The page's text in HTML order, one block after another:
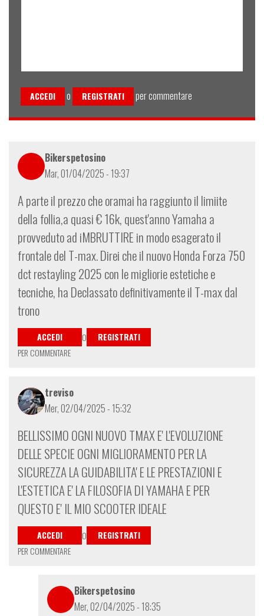
ACCEDI o REGISTRATI per commentare
Bikerspetosino
Mar, 01/04/2025 - 19:37
A parte il prezzo che oramai ha raggiunto il limiite
della follia,a quasi € 16k, quest'anno Yamaha a
provveduto ad iMBRUTTIRE in modo esagerato il
frontale del T-max. Direi che il nuovo Honda Forza 750
dct restayling 2025 con le migliorie estetiche e
tecniche, ha Declassato definitivamente il T-max dal
trono
ACCEDI O
REGISTRATI
PER COMMENTARE
treviso
Mer, 02/04/2025 - 15:32
BELLISSIMO OGNI NUOVO TMAX E' L'EVOLUZIONE
DELLE SPECIE OGNI MIGLIORAMENTO PER LA
SICUREZZA LA GUIDABILITA' E LE PRESTAZIONI E
L'ESTETICA E' LA FILOSOFIA DI YAMAHA E PER
QUESTO E' IL MIO SCOOTER IDEALE
ACCEDI O
REGISTRATI
PER COMMENTARE
Bikerspetosino
Mer, 02/04/2025 - 18:35